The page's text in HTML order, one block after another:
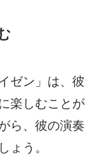
ゼン」は、彼
楽しむことが
ら、彼の演奏
ょう。